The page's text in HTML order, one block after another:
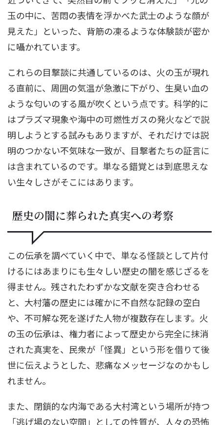
玉の中に、苦悶の表情を浮かべた武士のような顔が
見えた」といった、背筋の凍るような体験談が密か
に囁かれています。
これらの目撃談に共通しているのは、火の玉が現れ
る直前に、周囲の気温が急激に下がり、生臭い血の
ような匂いのする風が吹くという点です。科学的に
はプラズマ現象や海中の可燃性ガスの発火などで説
明しようとする試みもありますが、それだけでは説
明のつかない不気味な一致が、目撃者たちの証言に
は含まれているのです。単なる錯覚とは到底思えな
い生々しさがそこにはあります。
歴史の闇に葬られた真実への考察
この伝承を調べていく中で、単なる怪談として片付
けるにはあまりにも生々しい歴史の闇を感じざるを
得ません。残されたわずかな文献を突き合わせる
と、大村藩の歴史には確かに不自然な記録の空白
や、不可解な死を遂げた人物が複数存在します。火
の玉の伝承は、権力者によって歴史から完全に抹消
された真実を、民衆が「怪異」という形を借りて後
世に伝えようとした、悲痛なメッセージなのかもし
れません。
また、閉鎖的な内海である大村湾という場所が持つ
「逃げ場のない空間」としての性質が、人々の恐怖